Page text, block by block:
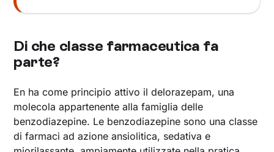
Di che classe farmaceutica fa
parte?
En ha come principio attivo il delorazepam, una
molecola appartenente alla famiglia delle
benzodiazepine. Le benzodiazepine sono una classe
di farmaci ad azione ansiolitica, sedativa e